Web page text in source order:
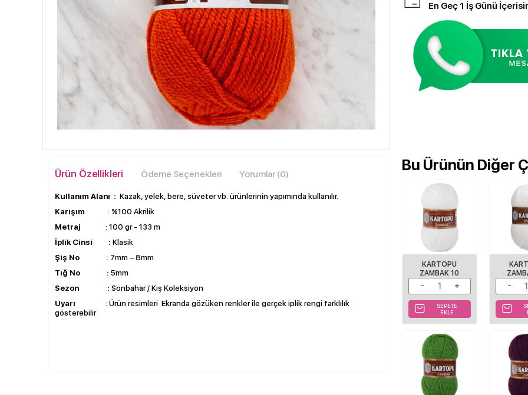
En Geç 1 İş Günü
Ürün Özellikleri Ödeme Seçenekleri Yorumlar (0)
Kullanım Alanı : Kazak, yelek, bere, süveter vb. ürünlerinin yapımında kullanılır.
Karışım
: %100 Akrilik
Metraj : 100 gr - 133 m
İplik Cinsi : Klasik
Şiş No : 7mm – 8mm
Tığ No : 5mm
Sezon : Sonbahar / Kış Koleksiyon
Uyarı : Ürün resimleri Ekranda gözüken renkler ile gerçek iplik rengi farklılık
gösterebilir
Bu Ürünün Diğer
KARTOPU
ZAMBAK 10
SEPETE
EKLE